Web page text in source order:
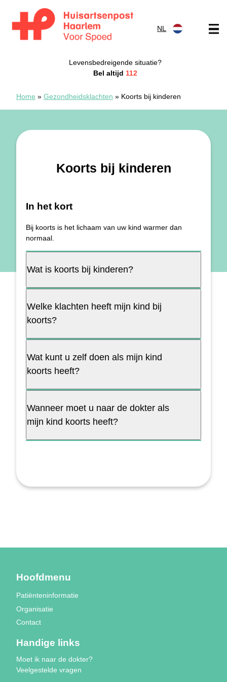
NL
Levensbedreigende situatie?
Bel altijd 112
Home » Gezondheidsklachten » Koorts bij kinderen
Koorts bij kinderen
In het kort
Bij koorts is het lichaam van uw kind warmer dan
normaal.
Wat is koorts bij kinderen?
Welke klachten heeft mijn kind bij
koorts?
Wat kunt u zelf doen als mijn kind
koorts heeft?
Wanneer moet u naar de dokter als
mijn kind koorts heeft?
Hoofdmenu
Patiënteninformatie
Organisatie
Contact
Handige links
Moet ik naar de dokter?
Veelgestelde vragen